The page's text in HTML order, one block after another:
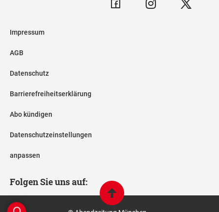
Impressum
AGB
Datenschutz
Barrierefreiheitserklärung
Abo kündigen
Datenschutzeinstellungen
anpassen
Folgen Sie uns auf: